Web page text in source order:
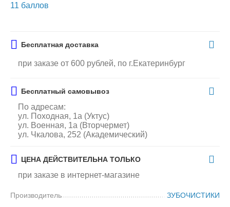
11 баллов
Бесплатная доставка
при заказе от 600 рублей, по г.Екатеринбург
Бесплатный самовывоз
По адресам:
ул. Походная, 1а (Уктус)
ул. Военная, 1а (Вторчермет)
ул. Чкалова, 252 (Академический)
ЦЕНА ДЕЙСТВИТЕЛЬНА ТОЛЬКО
при заказе в интернет-магазине
Производитель ЗУБОЧИСТИКИ